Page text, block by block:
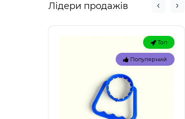
Лідери продажів
Топ
Популярний